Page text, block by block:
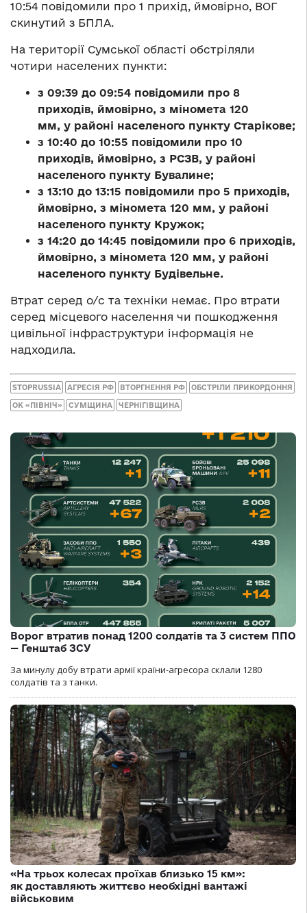
10:54 повідомили про 1 прихід, ймовірно, ВОГ
скинутий з БПЛА.
На території Сумської області обстріляли
чотири населених пункти:
з 09:39 до 09:54 повідомили про 8
приходів, ймовірно, з міномета 120
мм, у районі населеного пункту Старікове;
з 10:40 до 10:55 повідомили про 10
приходів, ймовірно, з РСЗВ, у районі
населеного пункту Бувалине;
з 13:10 до 13:15 повідомили про 5 приходів,
ймовірно, з міномета 120 мм, у районі
населеного пункту Кружок;
з 14:20 до 14:45 повідомили про 6 приходів,
ймовірно, з міномета 120 мм, у районі
населеного пункту Будівельне.
Втрат серед о/с та техніки немає. Про втрати
серед місцевого населення чи пошкодження
цивільної інфраструктури інформація не
надходила.
STOPRUSSIA АГРЕСІЯ РФ ВТОРГНЕННЯ РФ ОБСТРІЛИ ПРИКОРДОННЯ
ОК «ПІВНІЧ» СУМЩИНА ЧЕРНІГІВЩИНА
Ворог втратив понад 1200 солдатів та 3 систем ППО
— Генштаб ЗСУ
За минулу добу втрати армії країни-агресора склали 1280
солдатів та з танки.
«На трьох колесах проїхав близько 15 км»:
як доставляють життєво необхідні вантажі
військовим